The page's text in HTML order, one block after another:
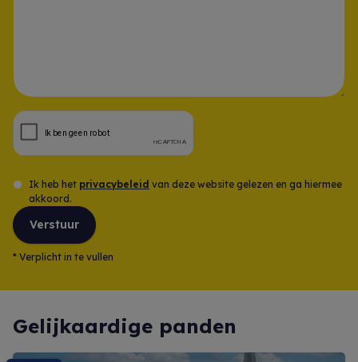
Ik heb het privacybeleid van deze website gelezen en ga hiermee
akkoord.
Verstuur
* Verplicht in te vullen
Gelijkaardige panden